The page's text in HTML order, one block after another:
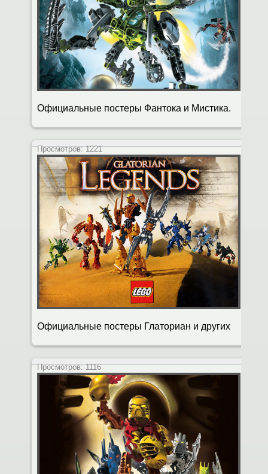
Официальные постеры Фантока и Мистика.
Просмотров:1221
Официальные постеры Глаториан и других
Просмотров:1116